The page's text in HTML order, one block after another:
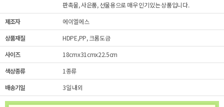
판촉물, 사은품, 선물용으로 매우 인기있는 상품입니다.
제조자
에이엘에스
상품재질
HDPE,PP, 크롬도금
사이즈
18cmx31cmx22.5cm
색상종류
1종류
배송기일
3일 내외